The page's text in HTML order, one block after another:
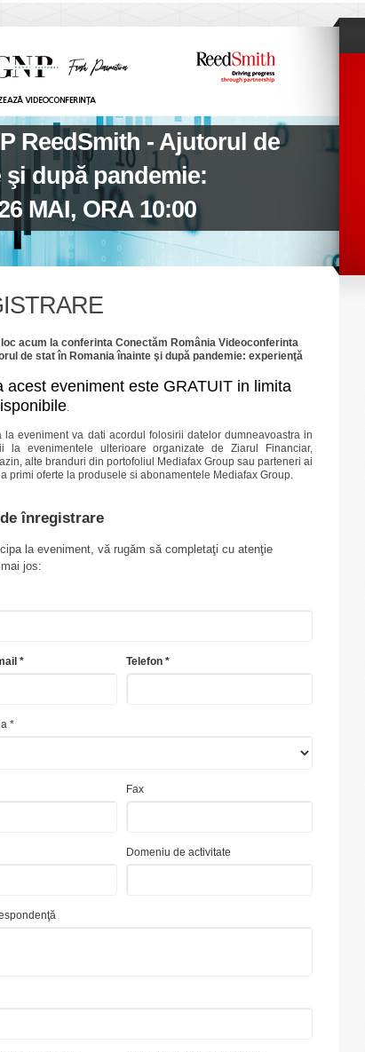
ReedSmith - Ajutorul de
după pandemie:
MAI, ORA 10:00
acum la conferinta Conectăm România Videoconferinta
de stat în Romania înainte şi după pandemie: experienţă
acest eveniment este GRATUIT in limita
.
la eveniment va dati acordul folosirii datelor dumneavoastra in
la evenimentele ulterioare organizate de Ziarul Financiar,
alte branduri din portofoliul Mediafax Group sau parteneri ai
primi oferte la produsele si abonamentele Mediafax Group.
înregistrare
la eveniment, vă rugăm să completaţi cu atenţie
jos:
* Telefon *
*
Fax
Domeniu de activitate